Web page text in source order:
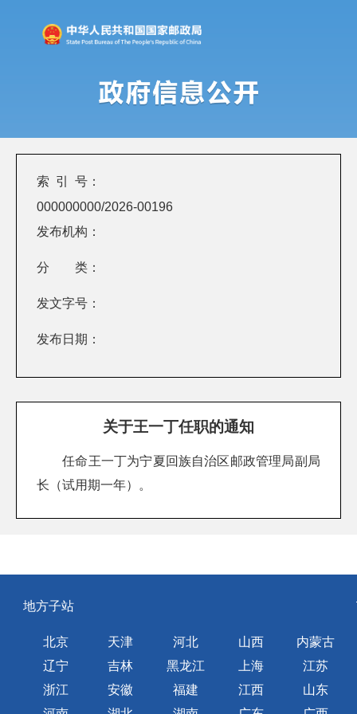
索 引 号：
000000000/2026-00196
发布机构：
分 类：
发文字号：
发布日期：
关于王一丁任职的通知
任命王一丁为宁夏回族自治区邮政管理局副局
长（试用期一年）。
地方子站
北京 天津 河北 山西
内蒙古
辽宁
吉林 黑龙江 上海
江苏
浙江
安徽 福建 江西
山东